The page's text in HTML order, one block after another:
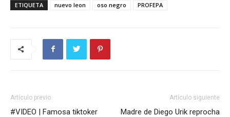
ETIQUETA nuevo leon oso negro PROFEPA
Artículo previo
#VIDEO | Famosa tiktoker
Artículo siguiente
Madre de Diego Urik reprocha